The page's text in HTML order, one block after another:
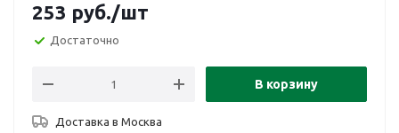
253 руб./шт
Достаточно
В корзину
Доставка в Москва